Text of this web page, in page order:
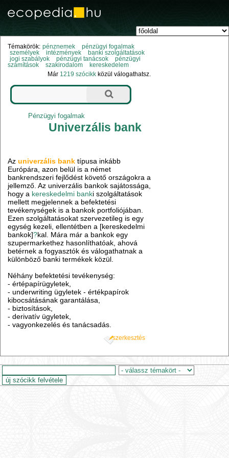
Témakörök: pénznemek
pénzügyi fogalmak
személyek
intézmények
banki szolgáltatások
jogi szabályok
pénzügyi tanácsok
pénzügyi
számítások
szakirodalom
kereskedelem
Már 1219 szócikk közül válogathatsz.
Pénzügyi fogalmak
Univerzális bank
Azuniverzális bank típusa inkább
Európára, azon belül is a német
bankrendszeri fejlődést követő országokra a
jellemző. Az univerzális bankok sajátossága,
hogy a kereskedelmi banki szolgáltatások
mellett megjelennek a befektetési
tevékenységek is a bankok portfoliójában.
Ezen szolgáltatásokat szervezetileg is egy
egység kezeli, ellentétben a [kereskedelmi
bankok]?kal. Mára már a bankok egy
szupermarkethez hasonlíthatóak, ahová
betérnek a fogyasztók és válogathatnak a
különböző banki termékek közül.
Néhány befektetési tevékenység:
- értépapírügyletek,
- underwriting ügyletek - értékpapírok
kibocsátásának garantálása,
- biztosítások,
- derivatív ügyletek,
- vagyonkezelés és tanácsadás.
szerkesztés